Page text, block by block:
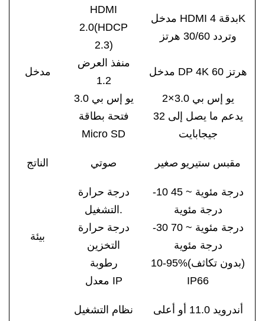
مدخل
HDMI
2.0(HDCP
2.3)
مدخل HDMI بدقة 4K
وتردد 30/60 هرتز
منفذ العرض
1.2
مدخل DP 4K 60 هرتز
يو إس بي 3.0
يو إس بي 3.0×2
فتحة بطاقة
Micro SD
يدعم ما يصل إلى 32
جيجابايت
الناتج صوتي مقبس ستيريو صغير
بيئة
درجة حرارة
التشغيل.
-10 درجة مئوية ~ 45
درجة مئوية
درجة حرارة
التخزين
-30 درجة مئوية ~ 70
درجة مئوية
رطوبة
10-95%(بدون تكاثف)
معدل IP
IP66
نظام التشغيل أندرويد 11.0 أو أعلى